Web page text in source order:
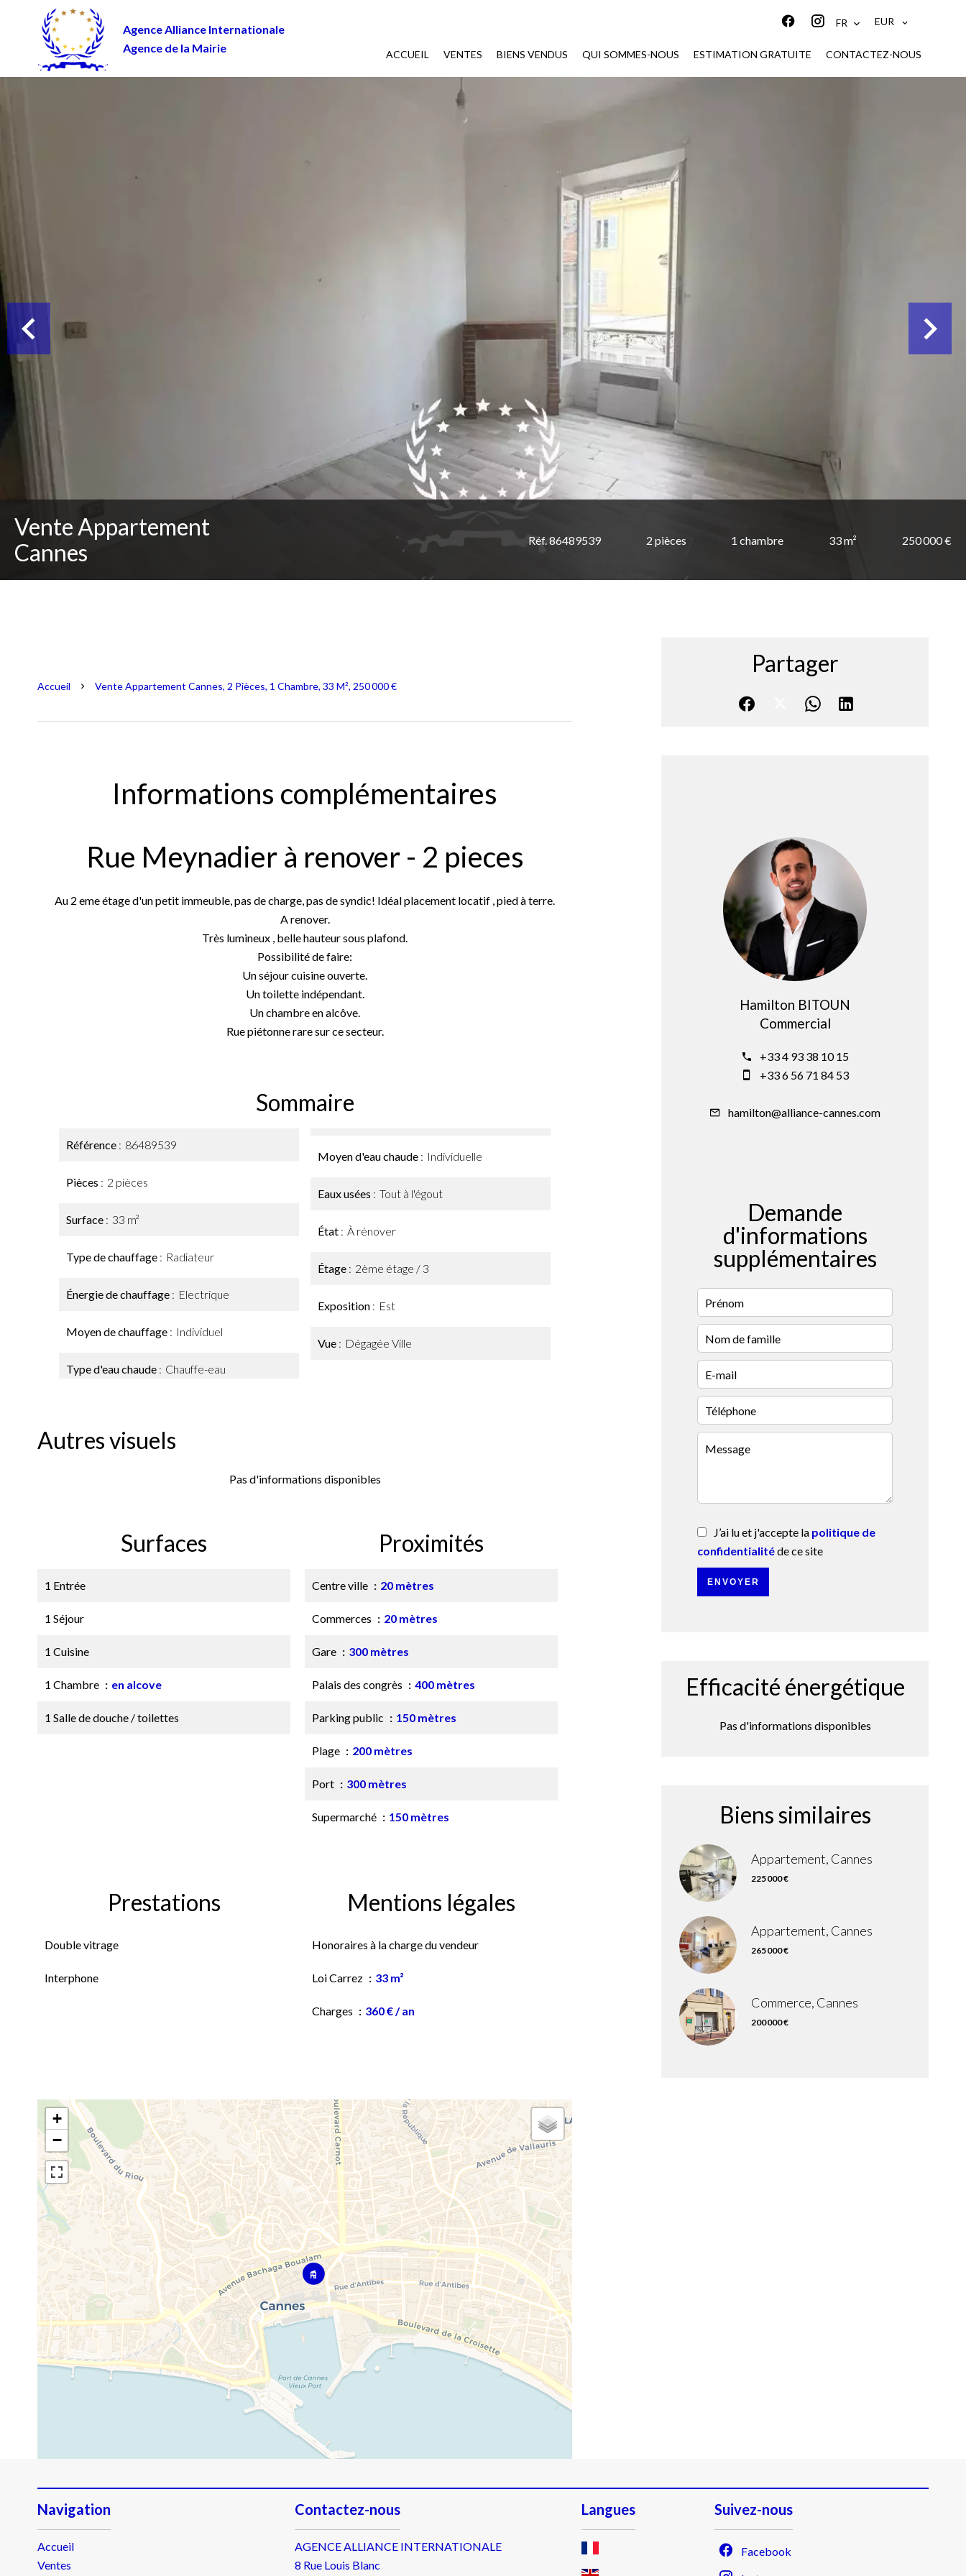
Agence Alliance Internationale
Agence de la Mairie
FR EUR
ACCUEIL VENTES BIENS VENDUS QUI SOMMES-NOUS ESTIMATION GRATUITE CONTACTEZ-NOUS
Vente Appartement
Cannes
Réf. 86489539 2 pièces 1 chambre 33 m² 250 000 €
Accueil Vente Appartement Cannes, 2 Pièces, 1 Chambre, 33 M², 250 000 €
Informations complémentaires
Rue Meynadier à renover - 2 pieces
Au 2 eme étage d'un petit immeuble, pas de charge, pas de syndic! Idéal placement locatif , pied à terre.
A renover.
Très lumineux , belle hauteur sous plafond.
Possibilité de faire:
Un séjour cuisine ouverte.
Un toilette indépendant.
Un chambre en alcôve.
Rue piétonne rare sur ce secteur.
Sommaire
Référence 86489539
Pièces 2 pièces
Surface 33 m²
Type de chauffage Radiateur
Énergie de chauffage Electrique
Moyen de chauffage Individuel
Type d'eau chaude Chauffe-eau
Moyen d'eau chaude Individuelle
Eaux usées Tout à l'égout
État À rénover
Étage 2ème étage / 3
Exposition Est
Vue Dégagée Ville
Autres visuels
Pas d'informations disponibles
Surfaces
1 Entrée
1 Séjour
1 Cuisine
1 Chambre en alcove
1 Salle de douche / toilettes
Proximités
Centre ville 20 mètres
Commerces 20 mètres
Gare 300 mètres
Palais des congrès 400 mètres
Parking public 150 mètres
Plage 200 mètres
Port 300 mètres
Supermarché 150 mètres
Prestations
Double vitrage
Interphone
Mentions légales
Honoraires à la charge du vendeur
Loi Carrez 33 m²
Charges 360 € / an
+
−
Partager
Hamilton BITOUN
Commercial
+33 4 93 38 10 15
+33 6 56 71 84 53
hamilton@alliance-cannes.com
Demande
d'informations
supplémentaires
J’ai lu et j'accepte la politique de
confidentialitéde ce site
ENVOYER
Efficacité énergétique
Pas d'informations disponibles
Biens similaires
Appartement, Cannes
225 000 €
Appartement, Cannes
265 000 €
Commerce, Cannes
200 000 €
Navigation
Accueil
Ventes
Contactez-nous
AGENCE ALLIANCE INTERNATIONALE
8 Rue Louis Blanc
Langues Suivez-nous
Facebook